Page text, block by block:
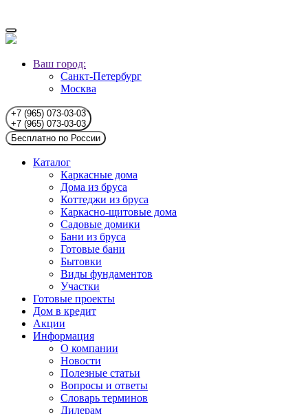
Ваш город:
Санкт-Петербург
Москва
+7 (965) 073-03-03
+7 (965) 073-03-03
Бесплатно по России
Каталог
Каркасные дома
Дома из бруса
Коттеджи из бруса
Каркасно-щитовые дома
Садовые домики
Бани из бруса
Готовые бани
Бытовки
Виды фундаментов
Участки
Готовые проекты
Дом в кредит
Акции
Информация
О компании
Новости
Полезные статьи
Вопросы и ответы
Словарь терминов
Дилерам